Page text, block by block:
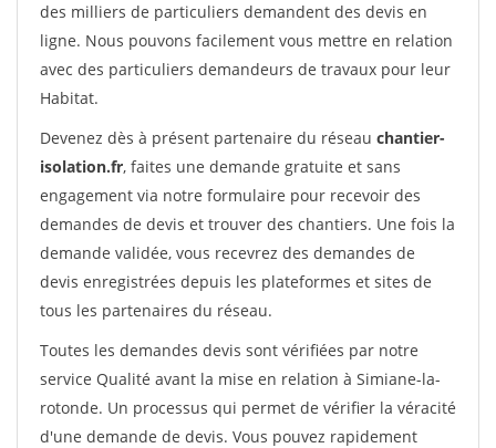
des milliers de particuliers demandent des devis en
ligne. Nous pouvons facilement vous mettre en relation
avec des particuliers demandeurs de travaux pour leur
Habitat.
Devenez dès à présent partenaire du réseau chantier-
isolation.fr, faites une demande gratuite et sans
engagement via notre formulaire pour recevoir des
demandes de devis et trouver des chantiers. Une fois la
demande validée, vous recevrez des demandes de
devis enregistrées depuis les plateformes et sites de
tous les partenaires du réseau.
Toutes les demandes devis sont vérifiées par notre
service Qualité avant la mise en relation à Simiane-la-
rotonde. Un processus qui permet de vérifier la véracité
d'une demande de devis. Vous pouvez rapidement